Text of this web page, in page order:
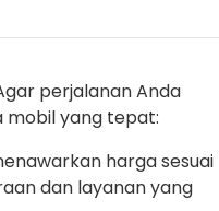
perjalanan Anda
mobil yang tepat:
harga sesuai
dan layanan yang